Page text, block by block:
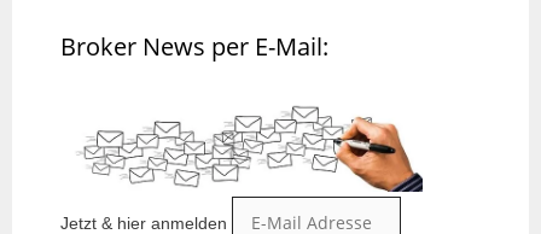
Broker News per E-Mail:
Jetzt & hier anmelden